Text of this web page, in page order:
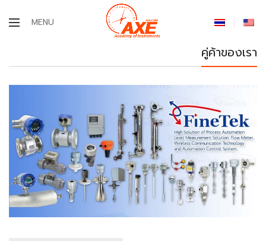
MENU
คู่ค้าของเรา